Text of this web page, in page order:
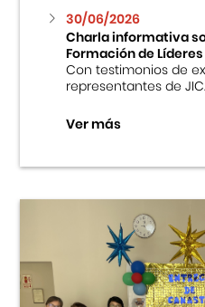
30/06/2026
Charla informativa
Formación de
Con testimonios de
representantes de
Ver más